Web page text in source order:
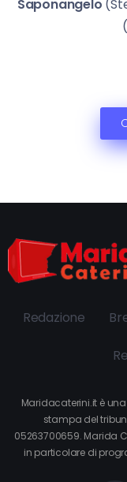
Saponangelo
Redazione
Maridacaterini.it è
stampa del
05263700659. Marida
in particolare di